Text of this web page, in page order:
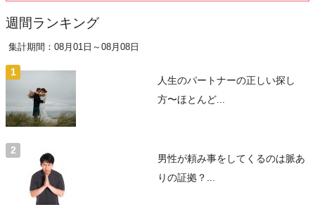
週間ランキング
集計期間：08月01日～08月08日
人生のパートナーの正しい探し
方〜ほとんど...
男性が頼み事をしてくるのは脈あ
りの証拠？...